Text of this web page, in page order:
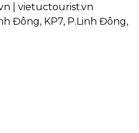
| vietuctourist.vn
Đông, KP7, P.Linh Đông,